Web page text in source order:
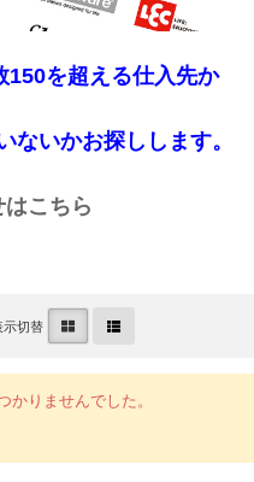
150を超える仕入先か
ないかお探しします。
こちら
示切替
かりませんでした。